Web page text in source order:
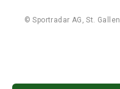
© Sportradar AG, St.